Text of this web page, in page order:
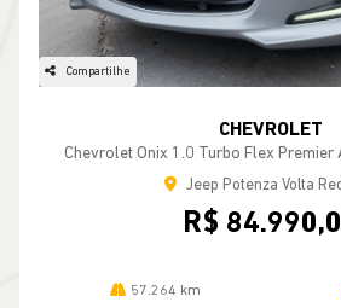
Compartilhe
CHEVROLET
Chevrolet Onix 1.0 Turbo Flex
Jeep Potenza Volta
R$
57.264 km